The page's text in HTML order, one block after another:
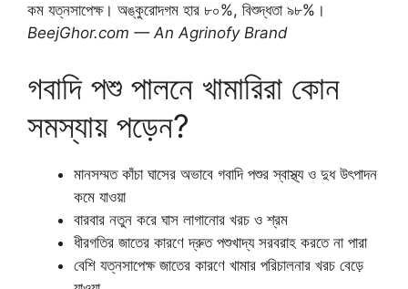
কম যত্নসাপেক্ষ। অঙ্কুরোদগম হার ৮০%, বিশুদ্ধতা ৯৮%।
BeejGhor.com — An Agrinofy Brand
গবাদি পশু পালনে খামারিরা কোন
সমস্যায় পড়েন?
মানসম্মত কাঁচা ঘাসের অভাবে গবাদি পশুর স্বাস্থ্য ও দুধ উৎপাদন
কমে যাওয়া
বারবার নতুন করে ঘাস লাগানোর খরচ ও শ্রম
ধীরগতির জাতের কারণে দ্রুত পশুখাদ্য সরবরাহ করতে না পারা
বেশি যত্নসাপেক্ষ জাতের কারণে খামার পরিচালনার খরচ বেড়ে